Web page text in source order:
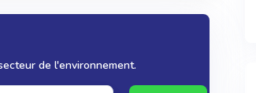
de l'environnement.